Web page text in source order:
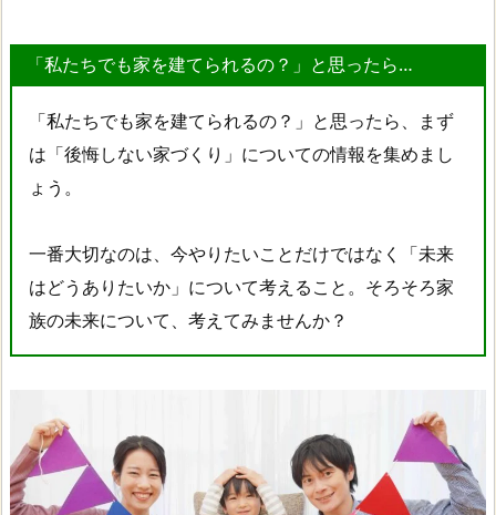
「私たちでも家を建てられるの？」と思ったら…
「私たちでも家を建てられるの？」と思ったら、まず
は「後悔しない家づくり」についての情報を集めまし
ょう。
一番大切なのは、 今やりたいことだけではなく「未来
はどうありたいか 」について考えること。そろそろ家
族の未来について、考えてみませんか？